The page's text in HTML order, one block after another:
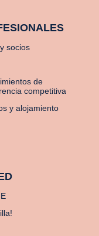
socios
de
competitiva
y alojamiento